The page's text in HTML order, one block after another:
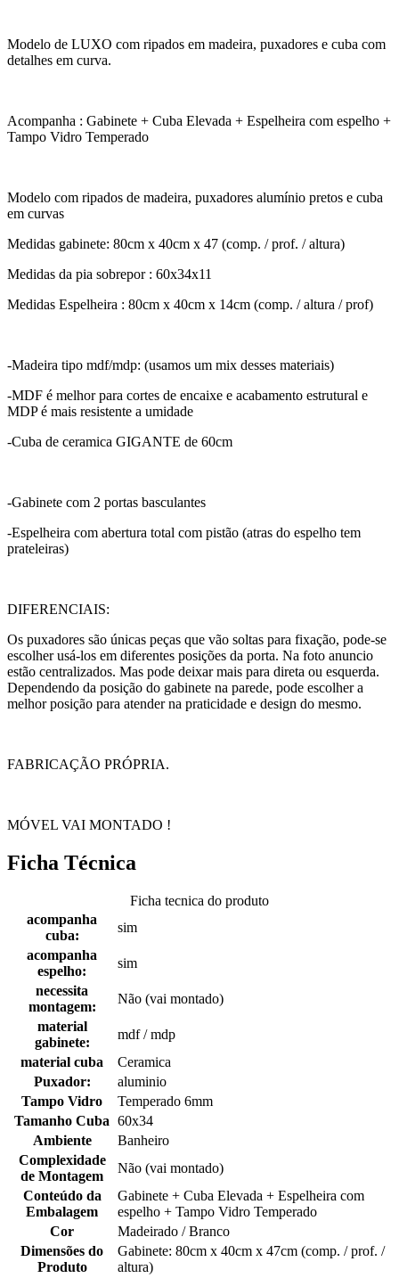
Modelo de LUXO com ripados em madeira, puxadores e cuba com
detalhes em curva.
Acompanha : Gabinete + Cuba Elevada + Espelheira com espelho +
Tampo Vidro Temperado
Modelo com ripados de madeira, puxadores alumínio pretos e cuba
em curvas
Medidas gabinete: 80cm x 40cm x 47 (comp. / prof. / altura)
Medidas da pia sobrepor : 60x34x11
Medidas Espelheira : 80cm x 40cm x 14cm (comp. / altura / prof)
-Madeira tipo mdf/mdp: (usamos um mix desses materiais)
-MDF é melhor para cortes de encaixe e acabamento estrutural e
MDP é mais resistente a umidade
-Cuba de ceramica GIGANTE de 60cm
-Gabinete com 2 portas basculantes
-Espelheira com abertura total com pistão (atras do espelho tem
prateleiras)
DIFERENCIAIS:
Os puxadores são únicas peças que vão soltas para fixação, pode-se
escolher usá-los em diferentes posições da porta. Na foto anuncio
estão centralizados. Mas pode deixar mais para direta ou esquerda.
Dependendo da posição do gabinete na parede, pode escolher a
melhor posição para atender na praticidade e design do mesmo.
FABRICAÇÃO PRÓPRIA.
MÓVEL VAI MONTADO !
Ficha Técnica
Ficha tecnica do produto
acompanha
cuba:
sim
acompanha
espelho:
sim
necessita
montagem:
Não (vai montado)
material
gabinete:
mdf / mdp
material cuba
Ceramica
Puxador:
aluminio
Tampo Vidro
Temperado 6mm
Tamanho Cuba 60x34
Ambiente
Banheiro
Complexidade
de Montagem
Não (vai montado)
Conteúdo da
Embalagem
Gabinete + Cuba Elevada + Espelheira com
espelho + Tampo Vidro Temperado
Cor
Madeirado / Branco
Dimensões do
Produto
Gabinete: 80cm x 40cm x 47cm (comp. / prof. /
altura)